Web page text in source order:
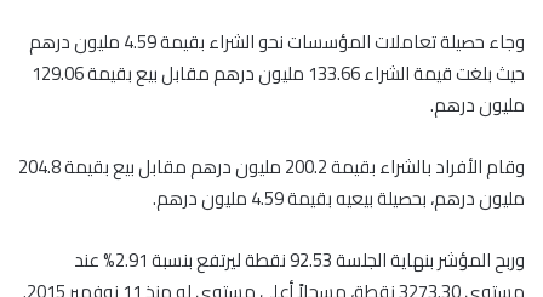
وجاء حصيلة تعاملات المؤسسات نحو الشراء بقيمة 4.59 مليون درهم
حيث بلغت قيمة الشراء 133.66 مليون درهم مقابل بيع بقيمة 129.06
مليون درهم.
وقام الأفراد بالشراء بقيمة 200.2 مليون درهم مقابل بيع بقيمة 204.8
مليون درهم، بحصيلة بيعيه بقيمة 4.59 مليون درهم.
وربح المؤشر بنهاية الجلسة 92.53 نقطة ليرتفع بنسبة 2.91% عند